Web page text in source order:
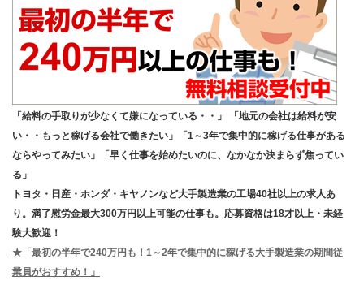
「給料の手取りが少なくて嫌になっている・・」 「地元の会社は給料が安
い・・もっと稼げる会社で働きたい」「1～3年で集中的に稼げる仕事がある
ならやってみたい」「早く仕事を始めたいのに、なかなか決まらず焦ってい
る」
トヨタ・日産・ホンダ・キヤノンなど大手製造業の工場40社以上の求人あ
り。満了慰労金最大300万円以上可能の仕事も。応募資格は18才以上・未経
験大歓迎！
★「最初の半年で240万円も！1～2年で集中的に稼げる大手製造業の期間従
業員がおすすめ！」